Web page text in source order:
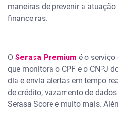
maneiras de prevenir a
financeiras.
O Serasa Premium é o serviço
que monitora o CPF e o CNPJ
dia e envia alertas em tempo
de crédito, vazamento de
Serasa Score e muito mais.